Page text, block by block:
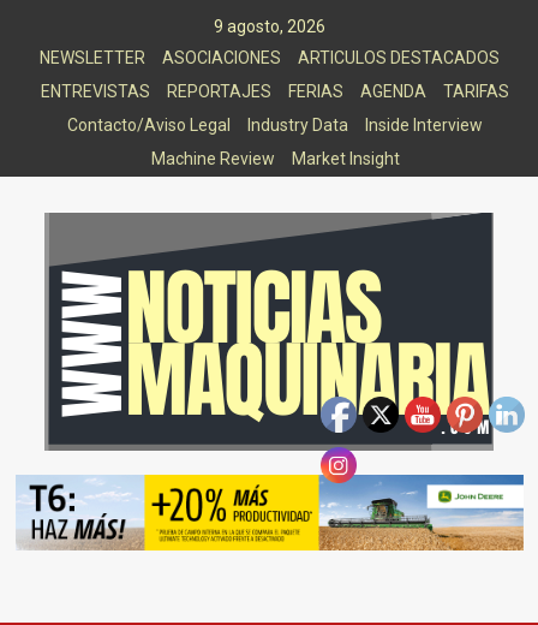
9 agosto, 2026
NEWSLETTER
ASOCIACIONES
ARTICULOS DESTACADOS
ENTREVISTAS
REPORTAJES FERIAS AGENDA
TARIFAS
Contacto/Aviso Legal
Industry Data
Inside Interview
Machine Review
Market Insight